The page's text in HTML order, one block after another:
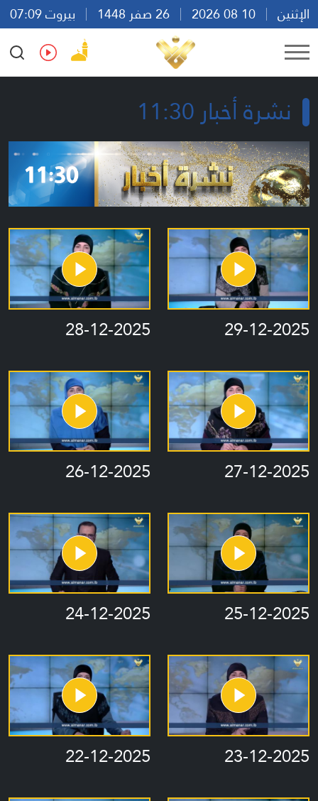
الإثنين
بيروت 07:09
Ar
En Fr Es
نشرة أخبار 11:30
29-12-2025
28-12-2025
27-12-2025
26-12-2025
25-12-2025
24-12-2025
23-12-2025
22-12-2025